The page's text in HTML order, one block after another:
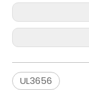
UL3656